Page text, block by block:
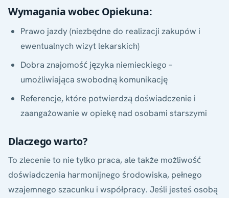
Wymagania wobec Opiekuna:
Prawo jazdy (niezbędne do realizacji zakupów i
ewentualnych wizyt lekarskich)
Dobra znajomość języka niemieckiego –
umożliwiająca swobodną komunikację
Referencje, które potwierdzą doświadczenie i
zaangażowanie w opiekę nad osobami starszymi
Dlaczego warto?
To zlecenie to nie tylko praca, ale także możliwość
doświadczenia harmonijnego środowiska, pełnego
wzajemnego szacunku i współpracy. Jeśli jesteś osobą